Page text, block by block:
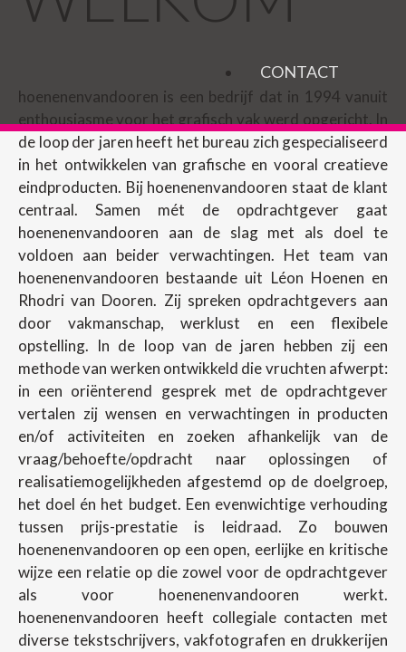
CONTACT
hoenenenvandooren is een bedrijf dat in 1994 vanuit
enthousiasme voor het grafisch vak werd opgericht. In
de loop der jaren heeft het bureau zich gespecialiseerd
in het ontwikkelen van grafische en vooral creatieve
eindproducten. Bij hoenenenvandooren staat de klant
centraal. Samen mét de opdrachtgever gaat
hoenenenvandooren aan de slag met als doel te
voldoen aan beider verwachtingen. Het team van
hoenenenvandooren bestaande uit Léon Hoenen en
Rhodri van Dooren. Zij spreken opdrachtgevers aan
door vakmanschap, werklust en een flexibele
opstelling. In de loop van de jaren hebben zij een
methode van werken ontwikkeld die vruchten afwerpt:
in een oriënterend gesprek met de opdrachtgever
vertalen zij wensen en verwachtingen in producten
en/of activiteiten en zoeken afhankelijk van de
vraag/behoefte/opdracht naar oplossingen of
realisatiemogelijkheden afgestemd op de doelgroep,
het doel én het budget. Een evenwichtige verhouding
tussen prijs-prestatie is leidraad. Zo bouwen
hoenenenvandooren op een open, eerlijke en kritische
wijze een relatie op die zowel voor de opdrachtgever
als voor hoenenenvandooren werkt.
hoenenenvandooren heeft collegiale contacten met
diverse tekstschrijvers, vakfotografen en drukkerijen